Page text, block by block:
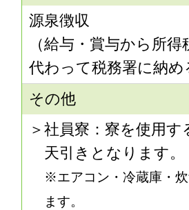
源泉徴収
（給与・賞与から所
代わって税務署に納め
その他
社員寮：寮を使用す
天引きとなります。
※エアコン・冷蔵庫・
ます。